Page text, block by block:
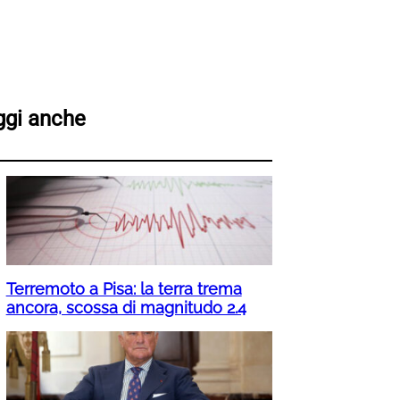
anche
Terremoto a Pisa: la terra trema
ancora, scossa di magnitudo 2.4